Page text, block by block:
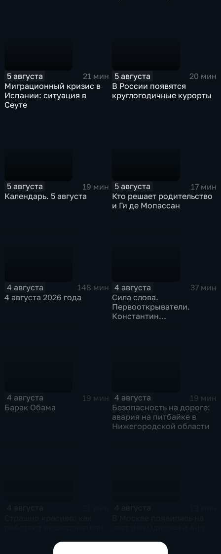
5 августа
21 мин
Миграционный кризис в
Испании: ситуация в
Сеуте
5 августа
20 мин
В России появятся
круглогодичные курорты
5 августа
19 мин
Календарь. 5 августа
5 августа
17 мин
Кто решает родительство
и Ги де Мопассан
4 августа
148 мин
4 августа 2026 года
4 августа
37 мин
Сила слова.
Первооткрыватели.
Константин
4 августа
19 мин
Барак Обама
4 августа
19 мин
Безопасность на дороге:
авария на питбайке в
Нижегородской области